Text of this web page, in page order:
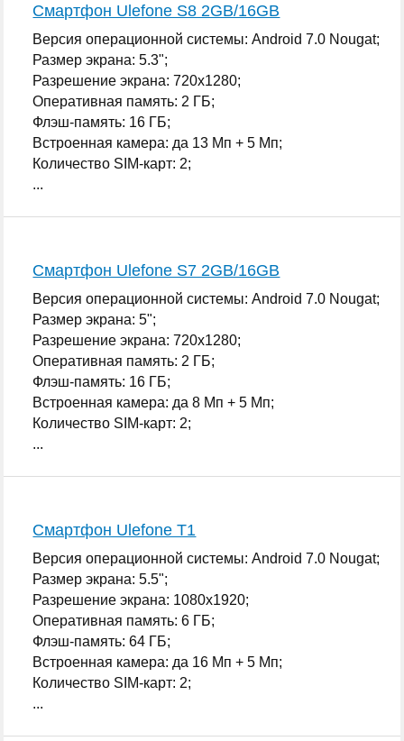
Смартфон Ulefone S8 2GB/16GB
Версия операционной системы: Android 7.0 Nougat;
Размер экрана: 5.3";
Разрешение экрана: 720x1280;
Оперативная память: 2 ГБ;
Флэш-память: 16 ГБ;
Встроенная камера: да 13 Мп + 5 Мп;
Количество SIM-карт: 2;
...
Смартфон Ulefone S7 2GB/16GB
Версия операционной системы: Android 7.0 Nougat;
Размер экрана: 5";
Разрешение экрана: 720x1280;
Оперативная память: 2 ГБ;
Флэш-память: 16 ГБ;
Встроенная камера: да 8 Мп + 5 Мп;
Количество SIM-карт: 2;
...
Смартфон Ulefone T1
Версия операционной системы: Android 7.0 Nougat;
Размер экрана: 5.5";
Разрешение экрана: 1080x1920;
Оперативная память: 6 ГБ;
Флэш-память: 64 ГБ;
Встроенная камера: да 16 Мп + 5 Мп;
Количество SIM-карт: 2;
...